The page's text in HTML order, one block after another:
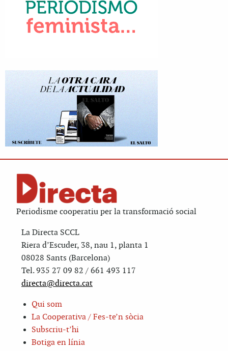
Periodisme cooperatiu per la transformació social
La Directa SCCL
Riera d’Escuder, 38, nau 1, planta 1
08028 Sants (Barcelona)
Tel. 935 27 09 82 / 661 493 117
directa@directa.cat
Qui som
La Cooperativa / Fes-te’n sòcia
Subscriu-t’hi
Botiga en línia